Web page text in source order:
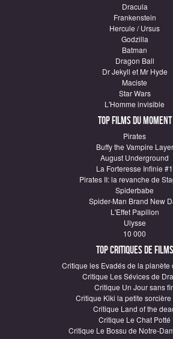
Dracula
Frankenstein
Hercule / Ursus
Godzilla
Batman
Dragon Ball
Dr Jekyll et Mr Hyde
Maciste
Star Wars
L'Homme invisible
Top Films du moment
Pirates
Buffy the Vampire Layer
August Underground
La Forteresse Infinie #1
Pirates II: la revanche de
Spiderbabe
Spider-Man Brand New
L'Effet Papillon
Ulysse
10 000
Top critiques de Films
Critique les Evadés de la planète
Critique Les Sévices de
Critique Un Jour sans
Critique Kiki la petite sorcière
Critique Land of the
Critique Le Chat Potté
Critique Le Bossu de Notre-